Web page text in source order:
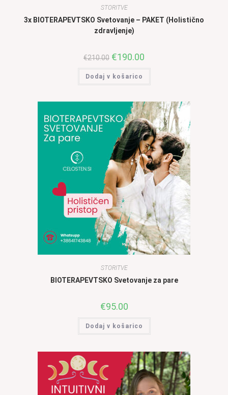
STORITVE
3x BIOTERAPEVTSKO Svetovanje – PAKET (Holistično
zdravljenje)
€210.00 Izvirna
cena
bila:
€190.00
Dodaj v košarico
STORITVE
BIOTERAPEVTSKO Svetovanje za pare
€95.00
Dodaj v košarico